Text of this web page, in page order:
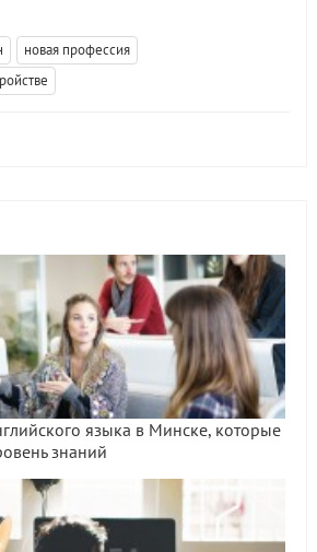
новая профессия
языка в Минске, которые
знаний